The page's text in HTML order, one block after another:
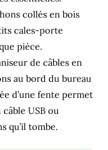
collés en bois
cales-porte
pièce.
de câbles en
au bord du bureau
d’une fente permet
USB ou
qu’il tombe.